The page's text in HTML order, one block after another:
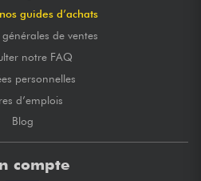
guides d’achats
de ventes
notre FAQ
personnelles
d’emplois
Blog
compte